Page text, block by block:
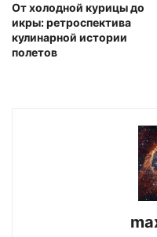
От холодной курицы до
икры: ретроспектива
кулинарной истории
полетов